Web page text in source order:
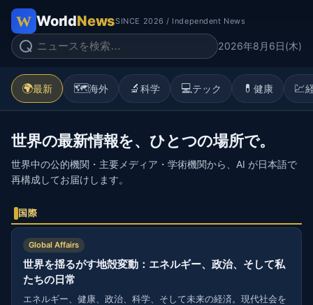
WorldNewsSINCE 2026 / Independent News
2026年8月6日(木)
🌍最新 🗺️海外 🔬 科学 💻テック 💊 健康 💹
世界の最新情報を、ひとつの場所で。
世界中の公的機関・主要メディア・学術機関から、AI が日本語で
再構成してお届けします。
国際
Global Affairs
世界を揺るがす地殻変動：エネルギー、政治、そして私
たちの日常
エネルギー、健康、政治、科学、そして未来の経済。現代社会を